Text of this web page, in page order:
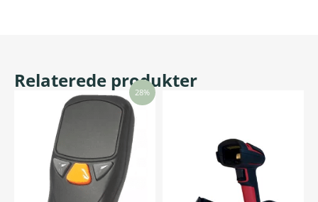
Relaterede produkter
28%